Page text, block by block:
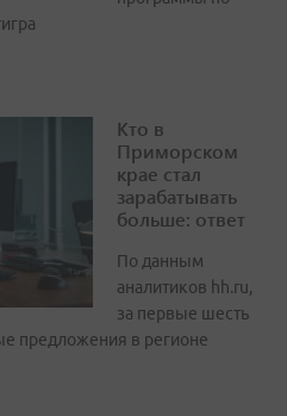
Кто в
Приморском
крае стал
зарабатывать
больше: ответ
По данным
аналитиков hh.ru,
за первые шесть
предложения в регионе